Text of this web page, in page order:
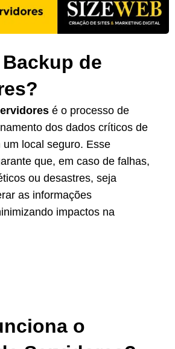
de
é o processo de
dos dados críticos de
um local seguro. Esse
que, em caso de falhas,
ou desastres, seja
as informações
impactos na
o